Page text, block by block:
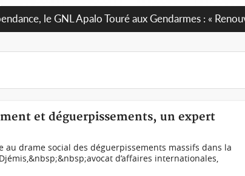
de réforme constitutionnelle en gestation, points
et déguerpissements, un expert
au drame social des déguerpissements massifs dans la
d’affaires internationales,